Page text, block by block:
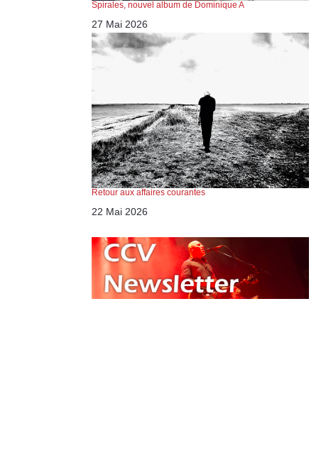
Spirales, nouvel album de Dominique A
27 Mai 2026
Retour aux affaires courantes
22 Mai 2026